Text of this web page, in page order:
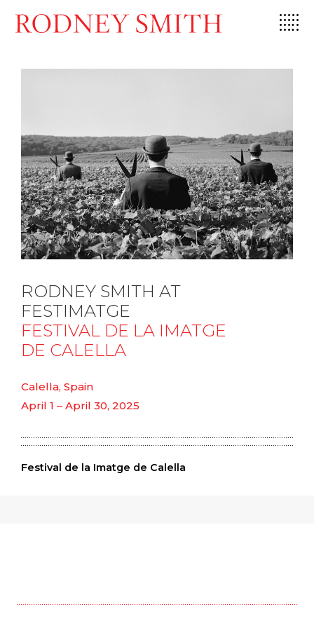
content
RODNEY SMITH AT
FESTIMATGE
FESTIVAL DE LA IMATGE
DE CALELLA
Calella, Spain
April 1 – April 30, 2025
Festival de la Imatge de Calella